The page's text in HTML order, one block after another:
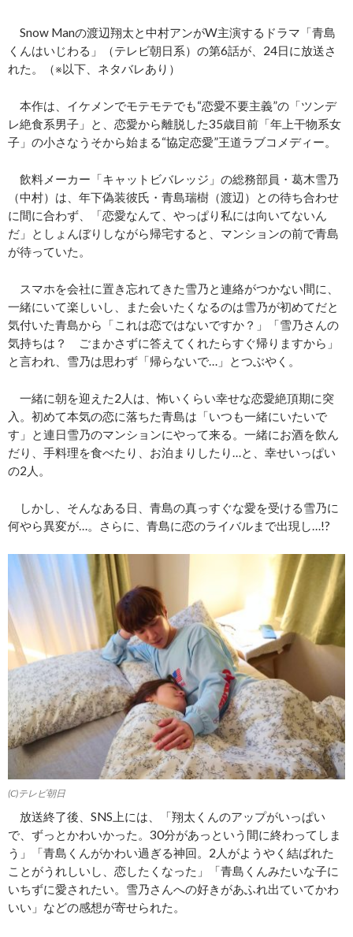
Snow Manの渡辺翔太と中村アンがW主演するドラマ「青島
くんはいじわる」（テレビ朝日系）の第6話が、24日に放送さ
れた。（※以下、ネタバレあり）
本作は、イケメンでモテモテでも“恋愛不要主義”の「ツンデ
レ絶食系男子」と、恋愛から離脱した35歳目前「年上干物系女
子」の小さなうそから始まる“協定恋愛”王道ラブコメディー。
飲料メーカー「キャットビバレッジ」の総務部員・葛木雪乃
（中村）は、年下偽装彼氏・青島瑞樹（渡辺）との待ち合わせ
に間に合わず、「恋愛なんて、やっぱり私には向いてないん
だ」としょんぼりしながら帰宅すると、マンションの前で青島
が待っていた。
スマホを会社に置き忘れてきた雪乃と連絡がつかない間に、
一緒にいて楽しいし、また会いたくなるのは雪乃が初めてだと
気付いた青島から「これは恋ではないですか？」「雪乃さんの
気持ちは？ ごまかさずに答えてくれたらすぐ帰りますから」
と言われ、雪乃は思わず「帰らないで…」とつぶやく。
一緒に朝を迎えた2人は、怖いくらい幸せな恋愛絶頂期に突
入。初めて本気の恋に落ちた青島は「いつも一緒にいたいで
す」と連日雪乃のマンションにやって来る。一緒にお酒を飲ん
だり、手料理を食べたり、お泊まりしたり…と、幸せいっぱい
の2人。
しかし、そんなある日、青島の真っすぐな愛を受ける雪乃に
何やら異変が…。さらに、青島に恋のライバルまで出現し…!?
(C)テレビ朝日
放送終了後、SNS上には、「翔太くんのアップがいっぱい
で、ずっとかわいかった。30分があっという間に終わってしま
う」「青島くんがかわい過ぎる神回。2人がようやく結ばれた
ことがうれしいし、恋したくなった」「青島くんみたいな子に
いちずに愛されたい。雪乃さんへの好きがあふれ出ていてかわ
いい」などの感想が寄せられた。